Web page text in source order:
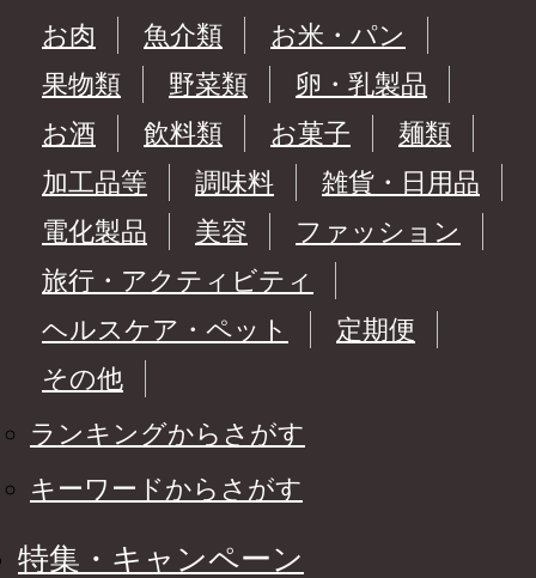
お肉
魚介類
お米・パン
果物類
野菜類
卵・乳製品
お酒
飲料類 お菓子
麺類
加工品等
調味料
雑貨・日用品
電化製品
美容
ファッション
旅行・アクティビティ
ヘルスケア・ペット
定期便
その他
ランキングからさがす
キーワードからさがす
特集・キャンペーン